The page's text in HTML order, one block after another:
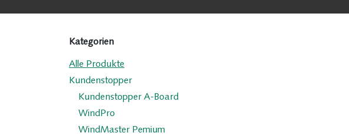
Kategorien
Alle Produkte
Kundenstopper
Kundenstopper A-Board
WindPro
WindMaster Pemium